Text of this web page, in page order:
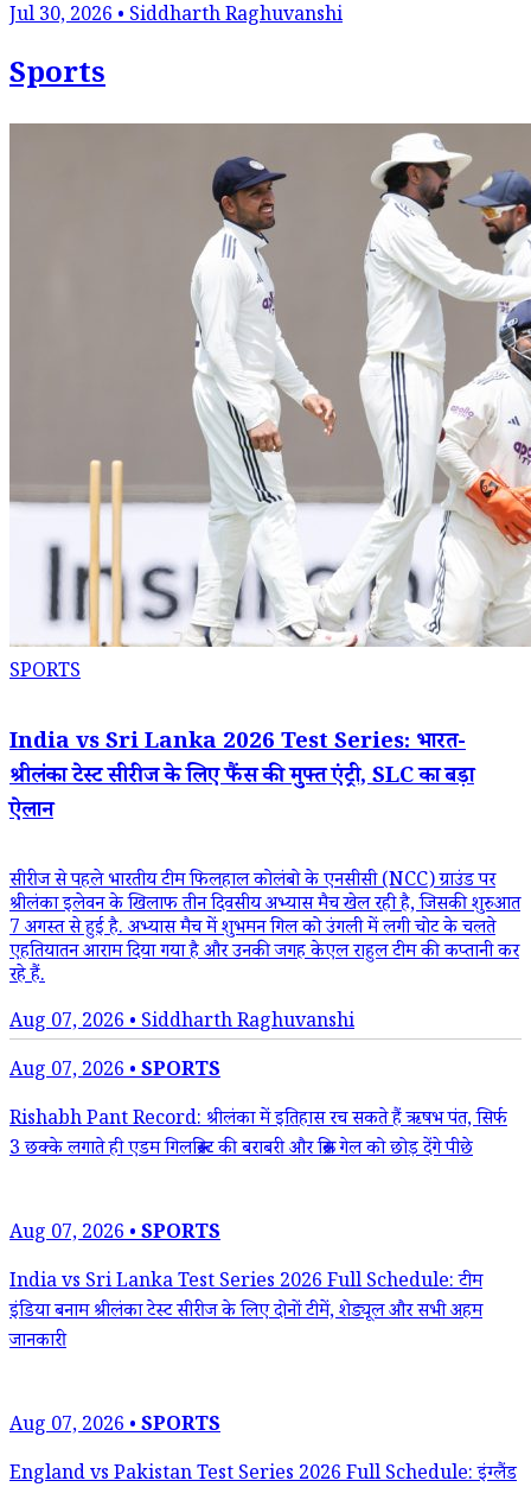
Jul 30, 2026 • Siddharth Raghuvanshi
Sports
SPORTS
India vs Sri Lanka 2026 Test Series: भारत-
श्रीलंका टेस्ट सीरीज के लिए फैंस की मुफ्त एंट्री, SLC का बड़ा
ऐलान
सीरीज से पहले भारतीय टीम फिलहाल कोलंबो के एनसीसी (NCC) ग्राउंड पर
श्रीलंका इलेवन के खिलाफ तीन दिवसीय अभ्यास मैच खेल रही है, जिसकी शुरुआत
7 अगस्त से हुई है. अभ्यास मैच में शुभमन गिल को उंगली में लगी चोट के चलते
एहतियातन आराम दिया गया है और उनकी जगह केएल राहुल टीम की कप्तानी कर
रहे हैं.
Aug 07, 2026 • Siddharth Raghuvanshi
Aug 07, 2026 •SPORTS
Rishabh Pant Record: श्रीलंका में इतिहास रच सकते हैं ऋषभ पंत, सिर्फ
3 छक्के लगाते ही एडम गिलक्रिस्ट की बराबरी और क्रिस गेल को छोड़ देंगे पीछे
Aug 07, 2026 •SPORTS
India vs Sri Lanka Test Series 2026 Full Schedule: टीम
इंडिया बनाम श्रीलंका टेस्ट सीरीज के लिए दोनों टीमें, शेड्यूल और सभी अहम
जानकारी
Aug 07, 2026 •SPORTS
England vs Pakistan Test Series 2026 Full Schedule: इंग्लैंड